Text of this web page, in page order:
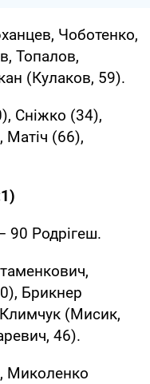
Чоботенко,
Топалов,
(Кулаков, 59).
Сніжко (34),
(66),
90 Родрігеш.
Брикнер
(Мисик,
46).
Миколенко